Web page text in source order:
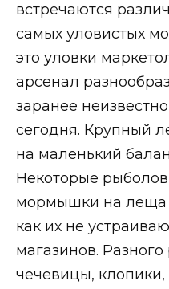
встречаются
самых уловистых
это уловки
арсенал
заранее
сегодня. Крупный
на маленький
Некоторые
мормышки на леща
как их не
магазинов.
чечевицы,